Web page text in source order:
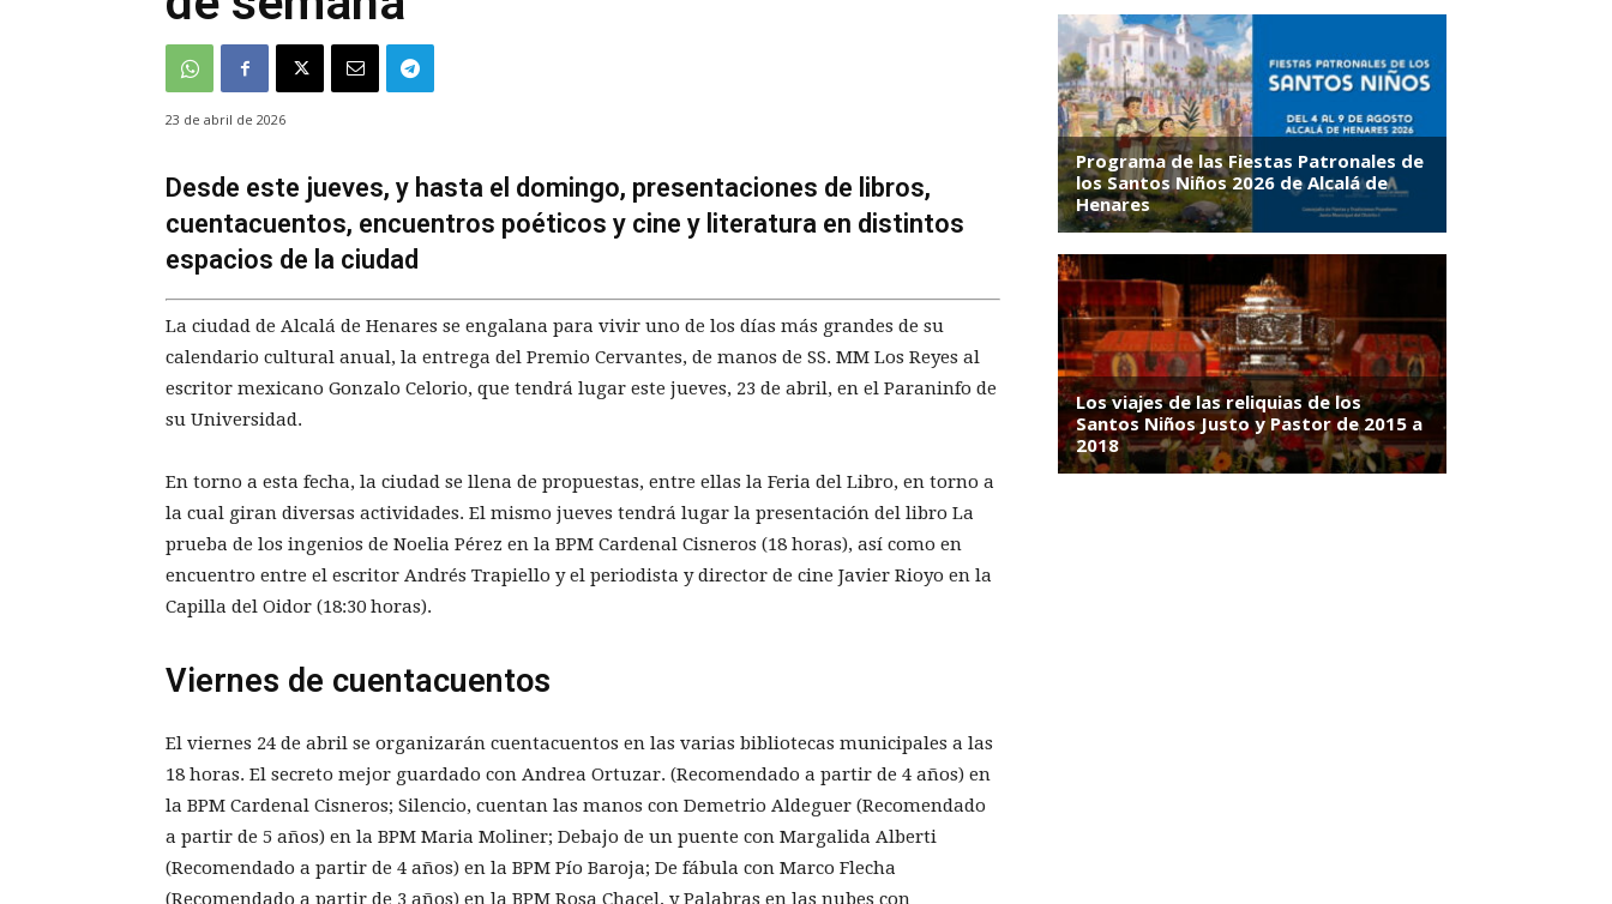
23 de abril de 2026
Desde este jueves, y hasta el domingo, presentaciones de libros,
cuentacuentos, encuentros poéticos y cine y literatura en distintos
espacios de la ciudad
La ciudad de Alcalá de Henares se engalana para vivir uno de los días más grandes de su
calendario cultural anual, la entrega del Premio Cervantes, de manos de SS. MM Los Reyes al
escritor mexicano Gonzalo Celorio, que tendrá lugar este jueves, 23 de abril, en el Paraninfo de
su Universidad.
En torno a esta fecha, la ciudad se llena de propuestas, entre ellas la Feria del Libro, en torno a
la cual giran diversas actividades. El mismo jueves tendrá lugar la presentación del libro La
prueba de los ingenios de Noelia Pérez en la BPM Cardenal Cisneros (18 horas), así como en
encuentro entre el escritor Andrés Trapiello y el periodista y director de cine Javier Rioyo en la
Capilla del Oidor (18:30 horas).
Viernes de cuentacuentos
El viernes 24 de abril se organizarán cuentacuentos en las varias bibliotecas municipales a las
18 horas. El secreto mejor guardado con Andrea Ortuzar. (Recomendado a partir de 4 años) en
la BPM Cardenal Cisneros; Silencio, cuentan las manos con Demetrio Aldeguer (Recomendado
a partir de 5 años) en la BPM Maria Moliner; Debajo de un puente con Margalida Alberti
(Recomendado a partir de 4 años) en la BPM Pío Baroja; De fábula con Marco Flecha
(Recomendado a partir de 3 años) en la BPM Rosa Chacel, y Palabras en las nubes con